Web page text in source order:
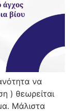
να
) θεωρείται
Μάλιστα